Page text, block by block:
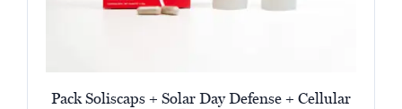
Pack Soliscaps + Solar Day Defense + Cellular